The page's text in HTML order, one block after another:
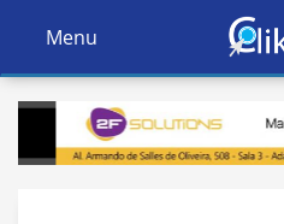
Ativar
Navegação
Menu